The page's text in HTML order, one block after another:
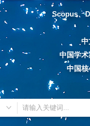
Scopus、
中
中国学
中国核